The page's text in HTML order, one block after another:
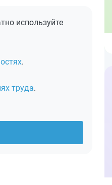
используйте
.
труда.